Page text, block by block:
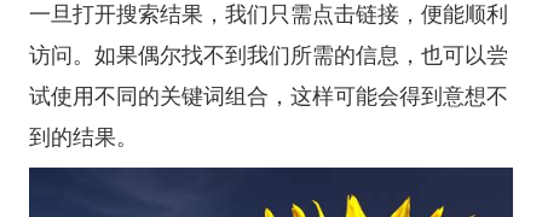
一旦打开搜索结果，我们只需点击链接，便能顺利
访问。如果偶尔找不到我们所需的信息，也可以尝
试使用不同的关键词组合，这样可能会得到意想不
到的结果。